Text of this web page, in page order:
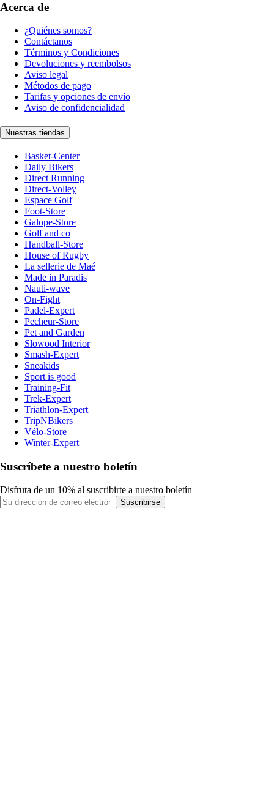
Acerca de
¿Quiénes somos?
Contáctanos
Términos y Condiciones
Devoluciones y reembolsos
Aviso legal
Métodos de pago
Tarifas y opciones de envío
Aviso de confidencialidad
Nuestras tiendas
Basket-Center
Daily Bikers
Direct Running
Direct-Volley
Espace Golf
Foot-Store
Galope-Store
Golf and co
Handball-Store
House of Rugby
La sellerie de Maé
Made in Paradis
Nauti-wave
On-Fight
Padel-Expert
Pecheur-Store
Pet and Garden
Slowood Interior
Smash-Expert
Sneakids
Sport is good
Training-Fit
Trek-Expert
Triathlon-Expert
TripNBikers
Vélo-Store
Winter-Expert
Suscríbete a nuestro boletín
Disfruta de un 10% al suscribirte a nuestro boletín
Suscribirse